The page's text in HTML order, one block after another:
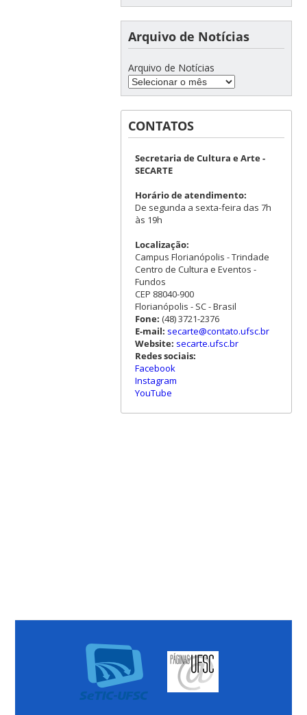
Arquivo de Notícias
Arquivo de Notícias
CONTATOS
Secretaria de Cultura e Arte -
SECARTE
Horário de atendimento:
De segunda a sexta-feira das 7h
às 19h
Localização:
Campus Florianópolis - Trindade
Centro de Cultura e Eventos -
Fundos
CEP 88040-900
Florianópolis - SC - Brasil
Fone: (48) 3721-2376
E-mail: secarte@contato.ufsc.br
Website: secarte.ufsc.br
Redes sociais:
Facebook
Instagram
YouTube